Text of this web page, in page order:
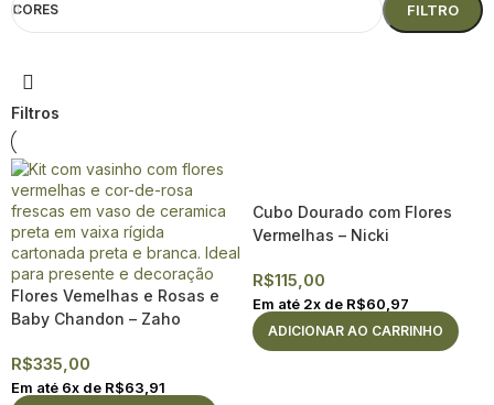
CORES FILTRO
Filtros
Flores Vemelhas e Rosas e
Baby Chandon – Zaho
R$335,00
Em até 6x de R$63,91
Cubo Dourado com Flores
Vermelhas – Nicki
R$115,00
Em até 2x de R$60,97
ADICIONAR AO CARRINHO